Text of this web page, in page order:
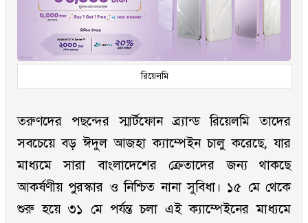
রিয়েলমি
তরুণদের পছন্দের স্মার্টফোন ব্র্যান্ড রিয়েলমি তাদের
সবচেয়ে বড় ঈদুল আজহা ক্যাম্পেইন চালু করেছে, যার
মাধ্যমে সারা বাংলাদেশের ক্রেতাদের জন্য থাকছে
আকর্ষণীয় পুরস্কার ও নিশ্চিত নানা সুবিধা। ১৫ মে থেকে
শুরু হয়ে ৩১ মে পর্যন্ত চলা এই ক্যাম্পেইনের মাধ্যমে